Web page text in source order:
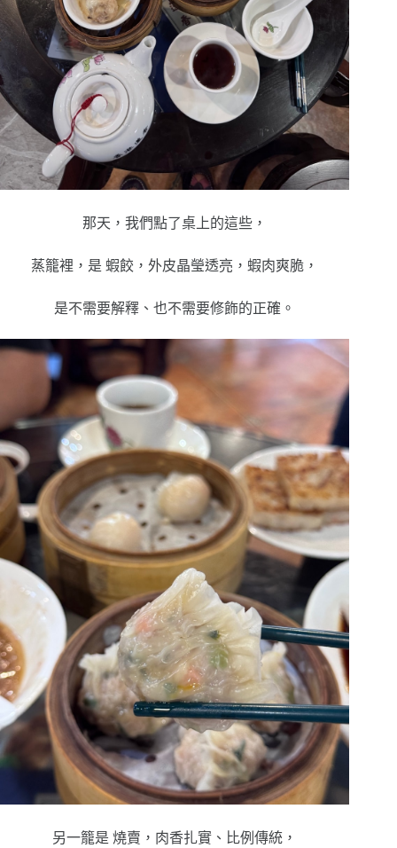
那天，我們點了桌上的這些，
蒸籠裡，是 蝦餃，外皮晶瑩透亮， 蝦肉爽脆，
是不需要解釋、也不需要修飾的正確。
另一籠是 燒賣， 肉香扎實、比例傳統，